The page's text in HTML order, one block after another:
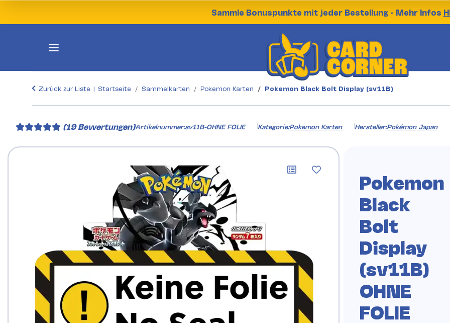
Sammle Bonuspunkte mit jeder Bestellung - Mehr Infos
Zurück zur Liste Startseite Sammelkarten Pokemon Karten Pokemon Black Bolt Display (sv11B)
(19 Bewertungen)Artikelnummer:sv11B-OHNE FOLIE Kategorie:Pokemon Karten Hersteller:Pokémon Japan
Pokemon
Black
Bolt
Display
(sv11B)
OHNE
FOLIE